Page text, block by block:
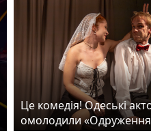
Це комедія! Одеські
омолодили «Одруження